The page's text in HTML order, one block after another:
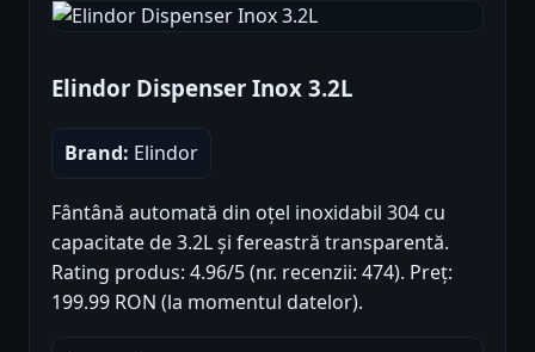
Elindor Dispenser Inox 3.2L
Brand: Elindor
Fântână automată din oțel inoxidabil 304 cu
capacitate de 3.2L și fereastră transparentă.
Rating produs: 4.96/5 (nr. recenzii: 474). Preț:
199.99 RON (la momentul datelor).